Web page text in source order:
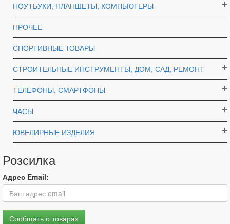
НОУТБУКИ, ПЛАНШЕТЫ, КОМПЬЮТЕРЫ
ПРОЧЕЕ
СПОРТИВНЫЕ ТОВАРЫ
СТРОИТЕЛЬНЫЕ ИНСТРУМЕНТЫ, ДОМ, САД, РЕМОНТ
ТЕЛЕФОНЫ, СМАРТФОНЫ
ЧАСЫ
ЮВЕЛИРНЫЕ ИЗДЕЛИЯ
Розсилка
Адрес Email: